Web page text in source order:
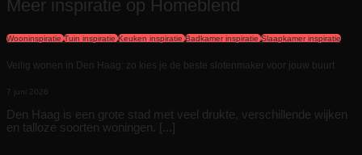
Meer inspiratie op Homeblend
Wooninspiratie Tuin inspiratie Keuken inspiratie Badkamer inspiratie Slaapkamer inspiratie
Veilig wonen in Den Haag: zo kies je de beste slotenmaker voor jouw buurt
7 juni 2026
Den Haag is een grote stad met veel drukte, verschillende wijken
en talloze soorten woningen. [...]